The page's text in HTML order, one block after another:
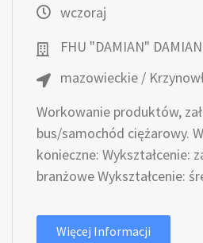
wczoraj
FHU "DAMIAN"
mazowieckie /
Workowanie produktów,
bus/samochód ciężarowy.
konieczne: Wykształcenie:
branżowe Wykształcenie:
Więcej Informacji